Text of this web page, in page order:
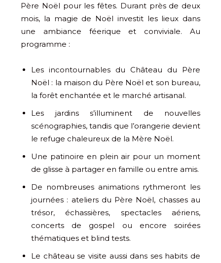
Père Noël pour les fêtes. Durant près de deux
mois, la magie de Noël investit les lieux dans
une ambiance féerique et conviviale. Au
programme :
Les incontournables du Château du Père
Noël : la maison du Père Noël et son bureau,
la forêt enchantée et le marché artisanal.
Les jardins s’illuminent de nouvelles
scénographies, tandis que l’orangerie devient
le refuge chaleureux de la Mère Noël.
Une patinoire en plein air pour un moment
de glisse à partager en famille ou entre amis.
De nombreuses animations rythmeront les
journées : ateliers du Père Noël, chasses au
trésor, échassières, spectacles aériens,
concerts de gospel ou encore soirées
thématiques et blind tests.
Le château se visite aussi dans ses habits de